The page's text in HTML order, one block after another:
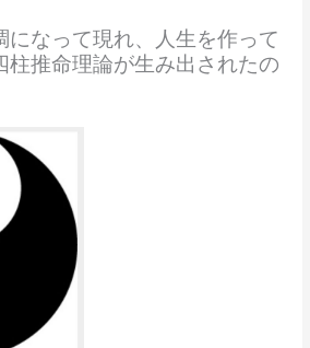
になって現れ、人生を作って
柱推命理論が生み出されたの